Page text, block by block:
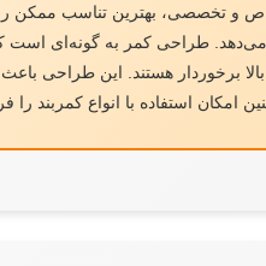
و تخصصی، بهترین تناسب ممکن
طراحی کمر به گونه‌ای است
بالا برخوردار هستند. این
امکان استفاده با انواع کمربند را